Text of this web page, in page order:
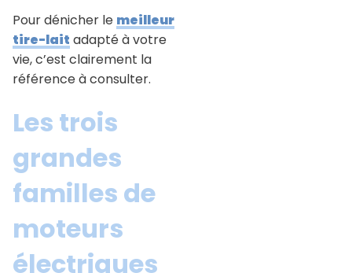
Pour dénicher le meilleur
tire-lait adapté à votre
vie, c’est clairement la
référence à consulter.
Les trois
grandes
familles de
moteurs
électriques